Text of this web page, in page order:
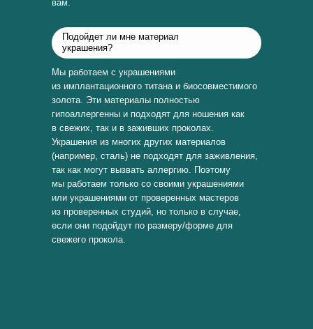
вам.
Подойдет ли мне материал
украшения?
Мы работаем с украшениями
из имплантационного титана и биосовместимого
золота. Эти материалы полностью
гипоаллергенны и подходят для ношения как
в свежих, так и в заживших проколах.
Украшения из многих других материалов
(например, сталь) не подходят для заживления,
так как могут вызвать аллергию. Поэтому
мы работаем только со своими украшениями
или украшениями от проверенных мастеров
из проверенных студий, но только в случае,
если они подойдут по размеру/форме для
свежего прокола.